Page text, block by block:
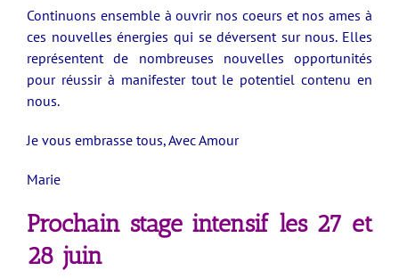
Continuons ensemble à ouvrir nos coeurs et nos ames à
ces nouvelles énergies qui se déversent sur nous. Elles
représentent de nombreuses nouvelles opportunités
pour réussir à manifester tout le potentiel contenu en
nous.
Je vous embrasse tous, Avec Amour
Marie
Prochain stage intensif les 27 et
28 juin